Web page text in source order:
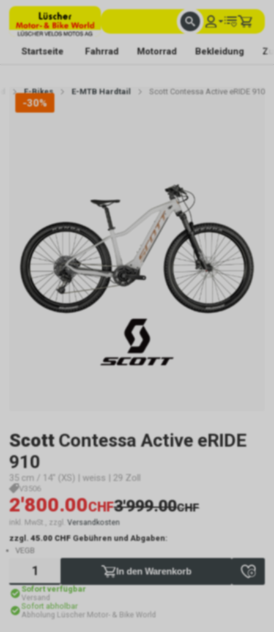
Startseite Fahrrad Motorrad Bekleidung
E-Bikes E-MTB Hardtail Scott Contessa Active eRIDE 910
-30%
Scott Contessa Active eRIDE
910
35 cm / 14" (XS) | weiss | 29 Zoll
V3506
2'800.00CHF3'999.00CHF
inkl. MwSt., zzgl. Versandkosten
zzgl.45.00 CHF Gebühren und Abgaben:
VEGB
In den Warenkorb
Sofort verfügbar
Versand
Sofort abholbar
Abholung Lüscher Motor- & Bike World